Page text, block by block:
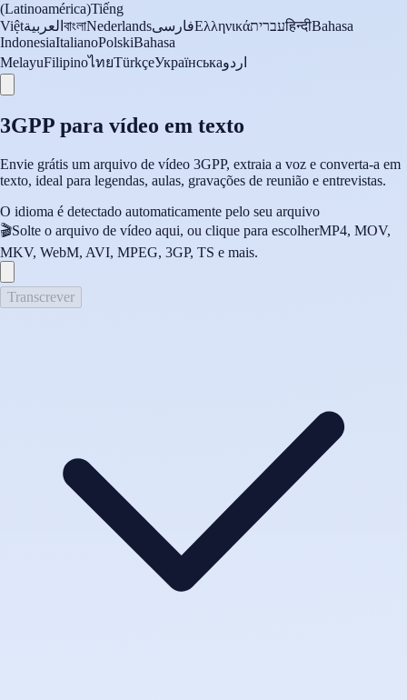
(Latinoamérica)Tiếng
Việtالعربية বাংলাNederlandsفارسیΕλληνικάעבריתहिन्दीBahasa
IndonesiaItalianoPolskiBahasa
MelayuFilipinoไทยTürkçeУкраїнськаاردو
3GPP para vídeo em texto
Envie grátis um arquivo de vídeo 3GPP, extraia a voz e converta-a em
texto, ideal para legendas, aulas, gravações de reunião e entrevistas.
O idioma é detectado automaticamente pelo seu arquivo
🎬Solte o arquivo de vídeo aqui, ou clique para escolherMP4, MOV,
MKV, WebM, AVI, MPEG, 3GP, TS e mais.
Transcrever